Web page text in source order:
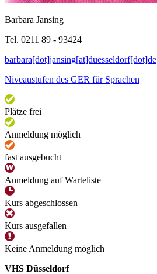
Barbara Jansing
Tel. 0211 89 - 93424
barbara[dot]jansing[at]duesseldorf[dot]de
Niveaustufen des GER für Sprachen
Plätze frei
Anmeldung möglich
fast ausgebucht
Anmeldung auf Warteliste
Kurs abgeschlossen
Kurs ausgefallen
Keine Anmeldung möglich
VHS Düsseldorf